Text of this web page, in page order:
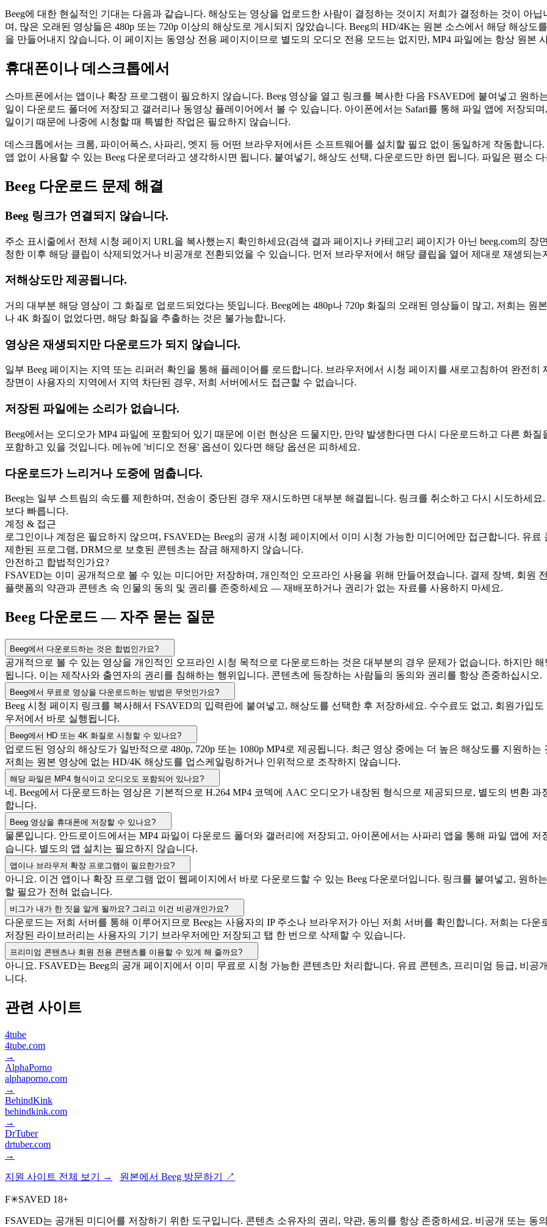
Beeg에 대한 현실적인 기대는 다음과 같습니다. 해상도는 영상을 업로드한 사람이 결정하는 것이지 저희가 결정하는 것이 아
며, 많은 오래된 영상들은 480p 또는 720p 이상의 해상도로 게시되지 않았습니다. Beeg의 HD/4K는 원본 소스에서 해당 해상
을 만들어내지 않습니다. 이 페이지는 동영상 전용 페이지이므로 별도의 오디오 전용 모드는 없지만, MP4 파일에는 항상 원본
휴대폰이나 데스크톱에서
스마트폰에서는 앱이나 확장 프로그램이 필요하지 않습니다. Beeg 영상을 열고 링크를 복사한 다음 FSAVED에 붙여넣고 원
일이 다운로드 폴더에 저장되고 갤러리나 동영상 플레이어에서 볼 수 있습니다. 아이폰에서는 Safari를 통해 파일 앱에 저장되
일이기 때문에 나중에 시청할 때 특별한 작업은 필요하지 않습니다.
데스크톱에서는 크롬, 파이어폭스, 사파리, 엣지 등 어떤 브라우저에서든 소프트웨어를 설치할 필요 없이 동일하게 작동합니
앱 없이 사용할 수 있는 Beeg 다운로더라고 생각하시면 됩니다. 붙여넣기, 해상도 선택, 다운로드만 하면 됩니다. 파일은 평소
Beeg 다운로드 문제 해결
Beeg 링크가 연결되지 않습니다.
주소 표시줄에서 전체 시청 페이지 URL을 복사했는지 확인하세요(검색 결과 페이지나 카테고리 페이지가 아닌 beeg.com의 장
청한 이후 해당 클립이 삭제되었거나 비공개로 전환되었을 수 있습니다. 먼저 브라우저에서 해당 클립을 열어 제대로 재생되는
저해상도만 제공됩니다.
거의 대부분 해당 영상이 그 화질로 업로드되었다는 뜻입니다. Beeg에는 480p나 720p 화질의 오래된 영상들이 많고, 저희는 원
나 4K 화질이 없었다면, 해당 화질을 추출하는 것은 불가능합니다.
영상은 재생되지만 다운로드가 되지 않습니다.
일부 Beeg 페이지는 지역 또는 리퍼러 확인을 통해 플레이어를 로드합니다. 브라우저에서 시청 페이지를 새로고침하여 완전
장면이 사용자의 지역에서 지역 차단된 경우, 저희 서버에서도 접근할 수 없습니다.
저장된 파일에는 소리가 없습니다.
Beeg에서는 오디오가 MP4 파일에 포함되어 있기 때문에 이런 현상은 드물지만, 만약 발생한다면 다시 다운로드하고 다른 화
포함하고 있을 것입니다. 메뉴에 '비디오 전용' 옵션이 있다면 해당 옵션은 피하세요.
다운로드가 느리거나 도중에 멈춥니다.
Beeg는 일부 스트림의 속도를 제한하며, 전송이 중단된 경우 재시도하면 대부분 해결됩니다. 링크를 취소하고 다시 시도하세
보다 빠릅니다.
계정 & 접근
로그인이나 계정은 필요하지 않으며, FSAVED는 Beeg의 공개 시청 페이지에서 이미 시청 가능한 미디어에만 접근합니다. 유
제한된 프로그램, DRM으로 보호된 콘텐츠는 잠금 해제하지 않습니다.
안전하고 합법적인가요?
FSAVED는 이미 공개적으로 볼 수 있는 미디어만 저장하며, 개인적인 오프라인 사용을 위해 만들어졌습니다. 결제 장벽, 회원
플랫폼의 약관과 콘텐츠 속 인물의 동의 및 권리를 존중하세요 — 재배포하거나 권리가 없는 자료를 사용하지 마세요.
Beeg 다운로드 — 자주 묻는 질문
Beeg에서 다운로드하는 것은 합법인가요?
공개적으로 볼 수 있는 영상을 개인적인 오프라인 시청 목적으로 다운로드하는 것은 대부분의 경우 문제가 없습니다. 하지만
됩니다. 이는 제작사와 출연자의 권리를 침해하는 행위입니다. 콘텐츠에 등장하는 사람들의 동의와 권리를 항상 존중하십시오.
Beeg에서 무료로 영상을 다운로드하는 방법은 무엇인가요?
Beeg 시청 페이지 링크를 복사해서 FSAVED의 입력란에 붙여넣고, 해상도를 선택한 후 저장하세요. 수수료도 없고, 회원가입
우저에서 바로 실행됩니다.
Beeg에서 HD 또는 4K 화질로 시청할 수 있나요?
업로드된 영상의 해상도가 일반적으로 480p, 720p 또는 1080p MP4로 제공됩니다. 최근 영상 중에는 더 높은 해상도를 지원하
저희는 원본 영상에 없는 HD/4K 해상도를 업스케일링하거나 인위적으로 조작하지 않습니다.
해당 파일은 MP4 형식이고 오디오도 포함되어 있나요?
네. Beeg에서 다운로드하는 영상은 기본적으로 H.264 MP4 코덱에 AAC 오디오가 내장된 형식으로 제공되므로, 별도의 변환
합니다.
Beeg 영상을 휴대폰에 저장할 수 있나요?
물론입니다. 안드로이드에서는 MP4 파일이 다운로드 폴더와 갤러리에 저장되고, 아이폰에서는 사파리 앱을 통해 파일 앱에
습니다. 별도의 앱 설치는 필요하지 않습니다.
앱이나 브라우저 확장 프로그램이 필요한가요?
아니요. 이건 앱이나 확장 프로그램 없이 웹페이지에서 바로 다운로드할 수 있는 Beeg 다운로더입니다. 링크를 붙여넣고, 원하
할 필요가 전혀 없습니다.
비그가 내가 한 짓을 알게 될까요? 그리고 이건 비공개인가요?
다운로드는 저희 서버를 통해 이루어지므로 Beeg는 사용자의 IP 주소나 브라우저가 아닌 저희 서버를 확인합니다. 저희는 다
저장된 라이브러리는 사용자의 기기 브라우저에만 저장되고 탭 한 번으로 삭제할 수 있습니다.
프리미엄 콘텐츠나 회원 전용 콘텐츠를 이용할 수 있게 해 줄까요?
아니요. FSAVED는 Beeg의 공개 페이지에서 이미 무료로 시청 가능한 콘텐츠만 처리합니다. 유료 콘텐츠, 프리미엄 등급, 비
니다.
관련 사이트
4tube
4tube.com
→
AlphaPorno
alphaporno.com
→
BehindKink
behindkink.com
→
DrTuber
drtuber.com
→
지원 사이트 전체 보기 → 원본에서 Beeg 방문하기 ↗
F✳SAVED 18+
FSAVED는 공개된 미디어를 저장하기 위한 도구입니다. 콘텐츠 소유자의 권리, 약관, 동의를 항상 존중하세요. 비공개 또는 동